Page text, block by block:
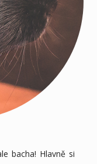
bacha! Hlavně si